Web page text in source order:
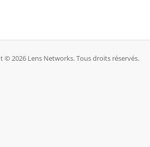
© 2026 Lens Networks. Tous droits réservés.